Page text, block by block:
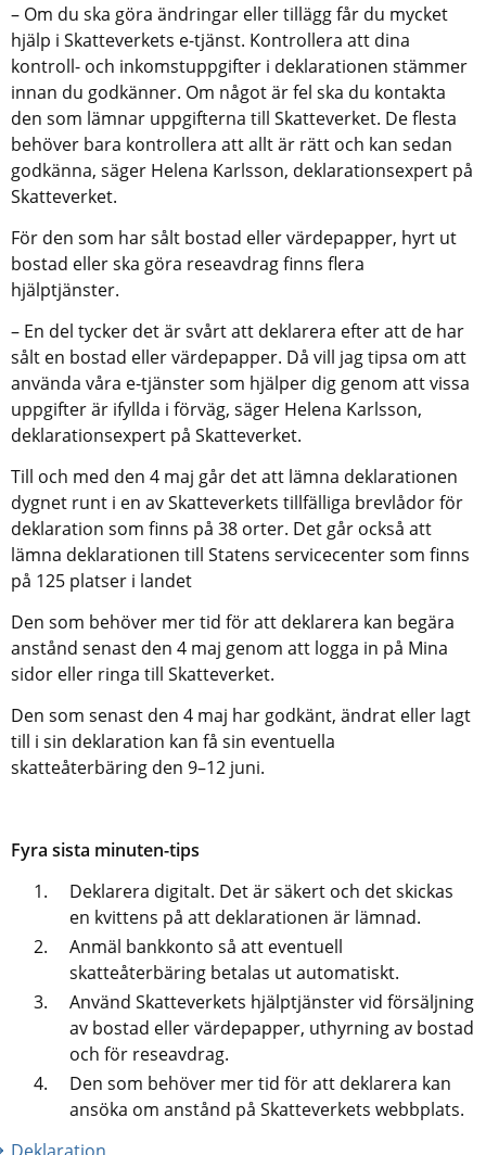
– Om du ska göra ändringar eller tillägg får du mycket
hjälp i Skatteverkets e-tjänst. Kontrollera att dina
kontroll- och inkomstuppgifter i deklarationen stämmer
innan du godkänner. Om något är fel ska du kontakta
den som lämnar uppgifterna till Skatteverket. De flesta
behöver bara kontrollera att allt är rätt och kan sedan
godkänna, säger Helena Karlsson, deklarationsexpert på
Skatteverket.
För den som har sålt bostad eller värdepapper, hyrt ut
bostad eller ska göra reseavdrag finns flera
hjälptjänster.
– En del tycker det är svårt att deklarera efter att de har
sålt en bostad eller värdepapper. Då vill jag tipsa om att
använda våra e-tjänster som hjälper dig genom att vissa
uppgifter är ifyllda i förväg, säger Helena Karlsson,
deklarationsexpert på Skatteverket.
Till och med den 4 maj går det att lämna deklarationen
dygnet runt i en av Skatteverkets tillfälliga brevlådor för
deklaration som finns på 38 orter. Det går också att
lämna deklarationen till Statens servicecenter som finns
på 125 platser i landet
Den som behöver mer tid för att deklarera kan begära
anstånd senast den 4 maj genom att logga in på Mina
sidor eller ringa till Skatteverket.
Den som senast den 4 maj har godkänt, ändrat eller lagt
till i sin deklaration kan få sin eventuella
skatteåterbäring den 9–12 juni.
Fyra sista minuten-tips
Deklarera digitalt. Det är säkert och det skickas
en kvittens på att deklarationen är lämnad.
Anmäl bankkonto så att eventuell
skatteåterbäring betalas ut automatiskt.
Använd Skatteverkets hjälptjänster vid försäljning
av bostad eller värdepapper, uthyrning av bostad
och för reseavdrag.
Den som behöver mer tid för att deklarera kan
ansöka om anstånd på Skatteverkets webbplats.